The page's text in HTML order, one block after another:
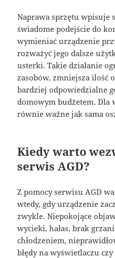
Naprawa sprzętu wpisuje
świadome podejście do
wymieniać urządzenie
rozważyć jego dalsze
usterki. Takie działanie
zasobów, zmniejsza ilość
bardziej odpowiedzialne
domowym budżetem. Dla
równie ważne jak sama
Kiedy warto
serwis AGD?
Z pomocy serwisu AGD
wtedy, gdy urządzenie
zwykle. Niepokojące
wycieki, hałas, brak
chłodzeniem,
błędy na wyświetlaczu